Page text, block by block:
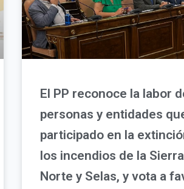
El PP reconoce la labor
personas y entidades
participado en la
los incendios de la Sierra
Norte y Selas, y vota a